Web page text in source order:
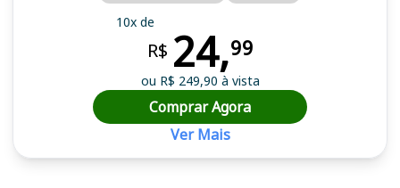
10x de
R$ 24,99
ou R$ 249,90 à vista
Comprar Agora
Ver Mais